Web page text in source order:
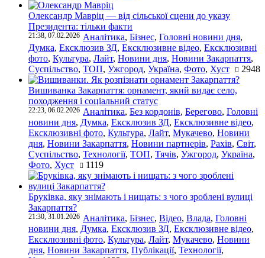
Олександр Мавріц — від сільської сцени до указу
Президента: тільки факти
21:38, 07.02.2026 Аналітика, Бізнес, Головні новини дня,
Думка, Ексклюзив ЗД, Ексклюзивне відео, Ексклюзивні
фото, Культура, Лайт, Новини дня, Новини Закарпаття,
Суспільство, ТОП, Ужгород, Україна, Фото, Хуст 2948
Вишиванка Закарпаття: орнамент, який видає село,
походження і соціальний статус
22:23, 06.02.2026 Аналітика, Без кордонів, Берегово, Головні
новини дня, Думка, Ексклюзив ЗД, Ексклюзивне відео,
Ексклюзивні фото, Культура, Лайт, Мукачево, Новини
дня, Новини Закарпаття, Новини партнерів, Рахів, Світ,
Суспільство, Технології, ТОП, Тячів, Ужгород, Україна,
Фото, Хуст 1119
Бруківка, яку знімають і нищать: з чого зроблені вулиці
Закарпаття?
21:30, 31.01.2026 Аналітика, Бізнес, Відео, Влада, Головні
новини дня, Думка, Ексклюзив ЗД, Ексклюзивне відео,
Ексклюзивні фото, Культура, Лайт, Мукачево, Новини
дня, Новини Закарпаття, Публікації, Технології,